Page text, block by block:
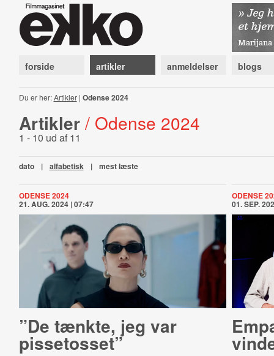
forside artikler anmeldelser blogs
Du er her:Artikler| Odense 2024
Artikler / Odense 2024
1 - 10 ud af 11
dato | alfabetisk | mest læste
ODENSE 2024
21. AUG. 2024 | 07:47
”De tænkte, jeg var
pissetosset”
ODENSE
01. SEP.